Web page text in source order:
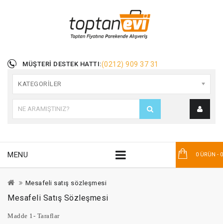
MÜŞTERI DESTEK HATTI:(0212) 909 37 31
KATEGORILER
0 ÜRÜN -
MENU
Mesafeli satış sözleşmesi
Mesafeli Satış Sözleşmesi
Madde 1- Taraflar